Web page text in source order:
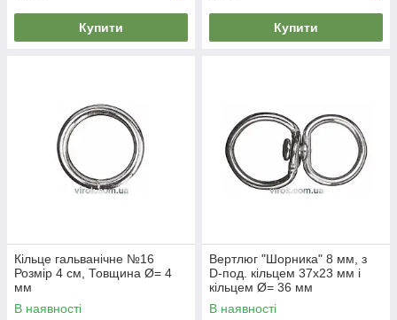
Купити Купити
Кільце гальванічне №16
Розмір 4 см, Товщина Ø= 4
мм
В наявності
Вертлюг "Шорника" 8 мм, з
D-под. кільцем 37х23 мм і
кільцем Ø= 36 мм
В наявності